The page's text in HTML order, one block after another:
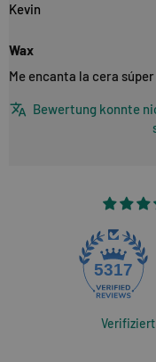
Kevin
Wax
Me encanta la cera
Bewertung konnte
5317